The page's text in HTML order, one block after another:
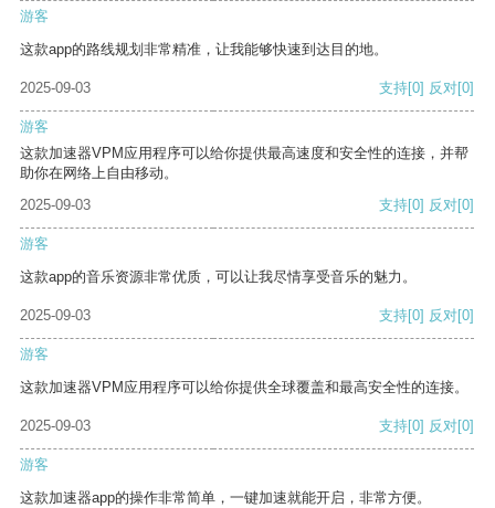
游客
这款app的路线规划非常精准，让我能够快速到达目的地。
2025-09-03 支持[0] 反对[0]
游客
这款加速器VPM应用程序可以给你提供最高速度和安全性的连接，并帮
助你在网络上自由移动。
2025-09-03
支持[0] 反对[0]
游客
这款app的音乐资源非常优质，可以让我尽情享受音乐的魅力。
2025-09-03 支持[0] 反对[0]
游客
这款加速器VPM应用程序可以给你提供全球覆盖和最高安全性的连接。
2025-09-03 支持[0] 反对[0]
游客
这款加速器app的操作非常简单，一键加速就能开启，非常方便。